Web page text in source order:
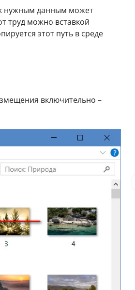
нужным данным может
труд можно вставкой
этот путь в среде
включительно –